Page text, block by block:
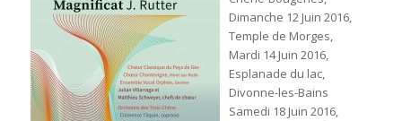
Dimanche 12 Juin 2016,
Temple de Morges,
Mardi 14 Juin 2016,
Esplanade du lac,
Divonne-les-Bains
Samedi 18 Juin 2016,